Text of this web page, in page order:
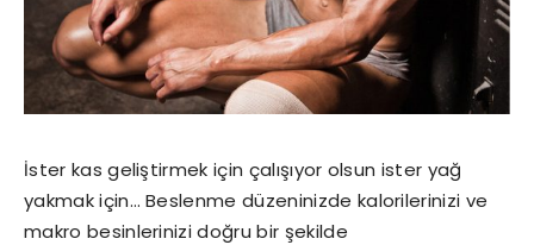
İster kas geliştirmek için çalışıyor olsun ister yağ
yakmak için… Beslenme düzeninizde kalorilerinizi ve
makro besinlerinizi doğru bir şekilde